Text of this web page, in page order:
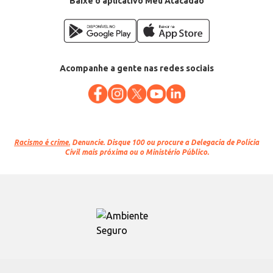
Acompanhe a gente nas redes sociais
Racismo é crime. Denuncie. Disque 100 ou procure a Delegacia de Polícia
Civil mais próxima ou o Ministério Público.